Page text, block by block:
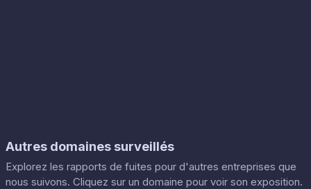
Autres domaines surveillés
Explorez les rapports de fuites pour d'autres entreprises que
nous suivons. Cliquez sur un domaine pour voir son exposition.